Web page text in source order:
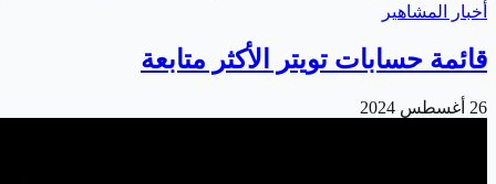
أخبار المشاهير
قائمة حسابات تويتر الأكثر متابعة
26 أغسطس 2024